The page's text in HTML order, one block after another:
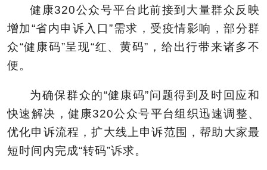
健康320公众号平台此前接到大量群众反映
增加“省内申诉入口”需求，受疫情影响，部分群
众“健康码”呈现“红、黄码”，给出行带来诸多不
便。
为确保群众的“健康码”问题得到及时回应和
快速解决，健康320公众号平台组织迅速调整、
优化申诉流程，扩大线上申诉范围，帮助大家最
短时间内完成“转码”诉求。